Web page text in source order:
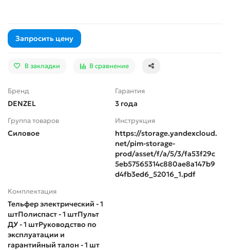
Запросить цену
В закладки В сравнение
Бренд
DENZEL
Гарантия
3 года
Группа товаров
Силовое
Инструкция
https://storage.yandexcloud.
net/pim-storage-
prod/asset/f/a/5/3/fa53f29c
5eb57565314c880ae8a147b9
d4fb3ed6_52016_1.pdf
Комплектация
Тельфер электрический - 1
штПолиспаст - 1 штПульт
ДУ - 1 штРуководство по
эксплуатации и
гарантийный талон - 1 шт